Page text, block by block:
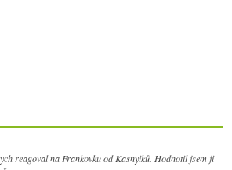
reagoval na Frankovku od Kasnyiků. Hodnotil jsem ji